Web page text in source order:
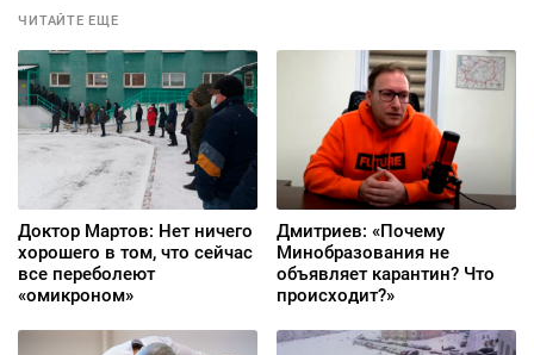
ЧИТАЙТЕ ЕЩЕ
Доктор Мартов: Нет ничего
хорошего в том, что сейчас
все переболеют
«омикроном»
Дмитриев: «Почему
Минобразования не
объявляет карантин? Что
происходит?»